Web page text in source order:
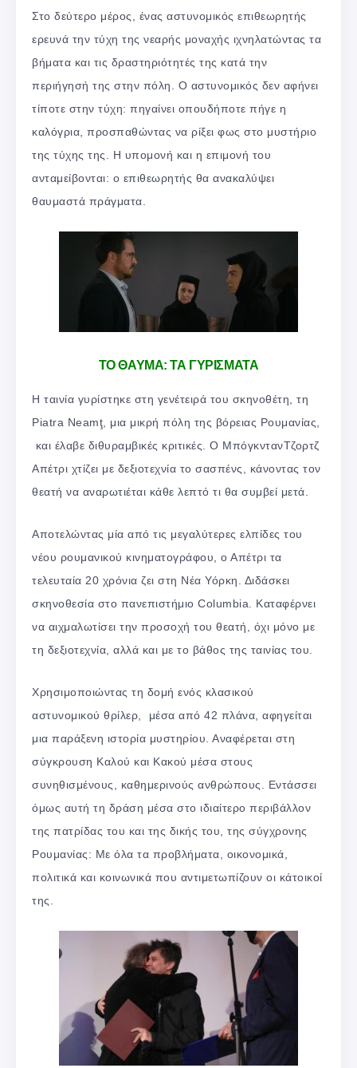
Στο δεύτερο μέρος, ένας αστυνομικός επιθεωρητής
ερευνά την τύχη της νεαρής μοναχής ιχνηλατώντας τα
βήματα και τις δραστηριότητές της κατά την
περιήγησή της στην πόλη. Ο αστυνομικός δεν αφήνει
τίποτε στην τύχη: πηγαίνει οπουδήποτε πήγε η
καλόγρια, προσπαθώντας να ρίξει φως στο μυστήριο
της τύχης της. Η υπομονή και η επιμονή του
ανταμείβονται: ο επιθεωρητής θα ανακαλύψει
θαυμαστά πράγματα.
TΟ ΘΑΥΜΑ: ΤΑ ΓΥΡΙΣΜΑΤΑ
Η ταινία γυρίστηκε στη γενέτειρά του σκηνοθέτη, τη
Piatra Neamţ, μια μικρή πόλη της βόρειας Ρουμανίας,
και έλαβε διθυραμβικές κριτικές. Ο ΜπόγκντανΤζορτζ
Απέτρι χτίζει με δεξιοτεχνία το σασπένς, κάνοντας τον
θεατή να αναρωτιέται κάθε λεπτό τι θα συμβεί μετά.
Αποτελώντας μία από τις μεγαλύτερες ελπίδες του
νέου ρουμανικού κινηματογράφου, ο Απέτρι τα
τελευταία 20 χρόνια ζει στη Νέα Υόρκη. Διδάσκει
σκηνοθεσία στο πανεπιστήμιο Columbia. Καταφέρνει
να αιχμαλωτίσει την προσοχή του θεατή, όχι μόνο με
τη δεξιοτεχνία, αλλά και με το βάθος της ταινίας του.
Χρησιμοποιώντας τη δομή ενός κλασικού
αστυνομικού θρίλερ, μέσα από 42 πλάνα, αφηγείται
μια παράξενη ιστορία μυστηρίου. Αναφέρεται στη
σύγκρουση Καλού και Κακού μέσα στους
συνηθισμένους, καθημερινούς ανθρώπους. Εντάσσει
όμως αυτή τη δράση μέσα στο ιδιαίτερο περιβάλλον
της πατρίδας του και της δικής του, της σύγχρονης
Ρουμανίας: Με όλα τα προβλήματα, οικονομικά,
πολιτικά και κοινωνικά που αντιμετωπίζουν οι κάτοικοί
της.